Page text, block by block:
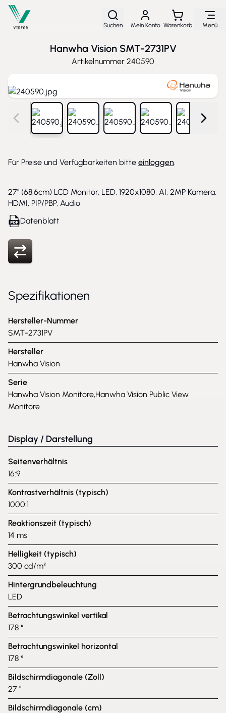
Direkt zum Inhalt
Suchen Mein Konto Warenkorb Menü
Hanwha Vision SMT-2731PV
Artikelnummer 240590
27" (68,6cm) LCD Monitor, LED, 1920x1080, AI, 2MP Kamera,
HDMI, PIP/PBP, Audio
Für Preise und Verfügbarkeiten bitte einloggen.
Datenblatt
View larger imageView larger imageView larger imageView larger image
View
Spezifikationen
Hersteller-Nummer
SMT-2731PV
Hersteller
Hanwha Vision
Serie
Hanwha Vision Monitore,Hanwha Vision Public View
Monitore
Display / Darstellung
Seitenverhältnis
16:9
Kontrastverhältnis (typisch)
1000:1
Reaktionszeit (typisch)
14 ms
Helligkeit (typisch)
300 cd/m²
Hintergrundbeleuchtung
LED
Betrachtungswinkel vertikal
178 °
Betrachtungswinkel horizontal
178 °
Bildschirmdiagonale (Zoll)
27 "
Bildschirmdiagonale (cm)